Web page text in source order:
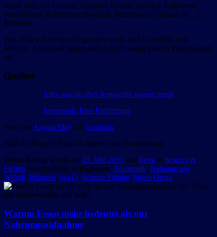
Salate aller Art, Gurken, Tomaten, Kräuter aller Art, Erdbeeren,
verschiedene Kohlsorten (Brokkoli, Blumenkohl, Chinakohl …),
Melonen.
Was nicht mit Aeroponik gemacht wird, sind Kartoffeln und
Möhren. Zumindest denen stehe ich ein wenig Erde in Pflanzsäcken
zu.
Quellen
Alles was du über Aeroponik wissen musst
Aeroponik: Eine Einführung
Foto von Amylia May auf Unsplash
Habt ihr Fragen? Dann ab damit in die Kommentare.
Dieser Beitrag wurde am 23. Mai 2025 von Ferra in Science &
Fiction veröffentlicht. Schlagworte: Aeroponik, Nahrung um
Weltall, Pflanzen, Sci-Fi, Science Fiktion, Space Opera.
Warum Essen mehr bedeutet als nur
Nahrungsaufnahme